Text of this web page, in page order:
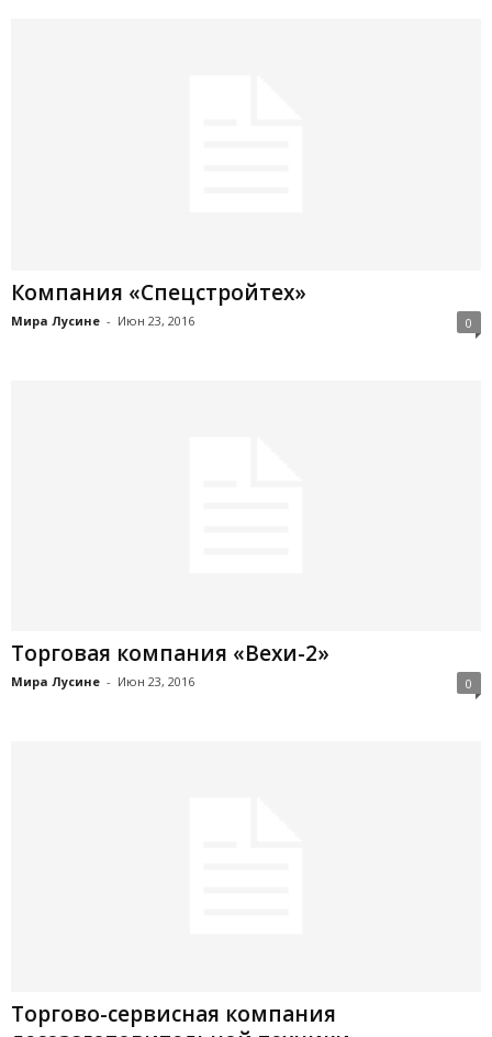
Компания «Спецстройтех»
Мира Лусине - Июн 23, 2016 0
Торговая компания «Вехи-2»
Мира Лусине - Июн 23, 2016 0
Торгово-сервисная компания